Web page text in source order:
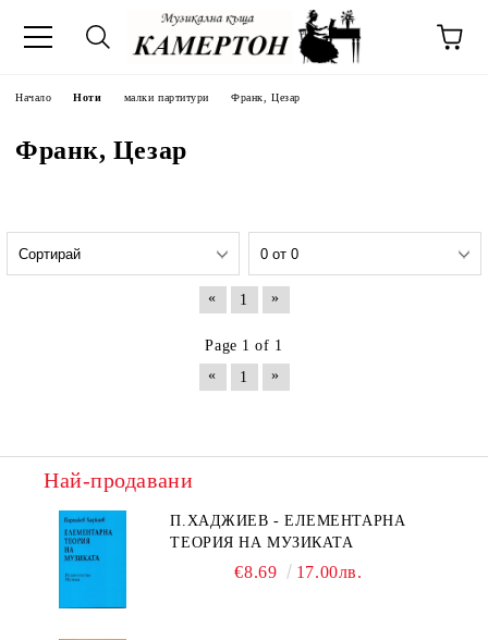
Начало Ноти малки партитури Франк, Цезар
Франк, Цезар
« 1 »
Page 1 of 1
«
1 »
Най-продавани
П.ХАДЖИЕВ - ЕЛЕМЕНТАРНА
ТЕОРИЯ НА МУЗИКАТА
€8.69 17.00лв.